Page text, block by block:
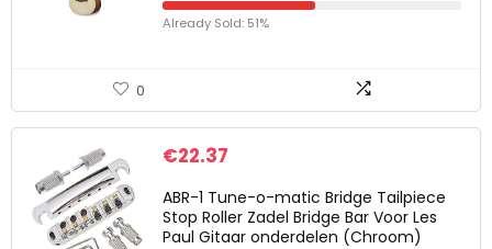
Already Sold: 51%
0
€22.37
ABR-1 Tune-o-matic Bridge Tailpiece
Stop Roller Zadel Bridge Bar Voor Les
Paul Gitaar onderdelen (Chroom)